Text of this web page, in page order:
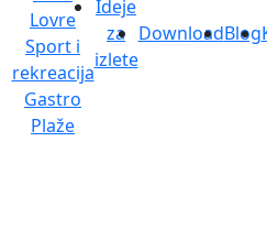
Lovre
Sport i
rekreacija
Gastro
Plaže
Ideje
za
izlete
DownloadBlog